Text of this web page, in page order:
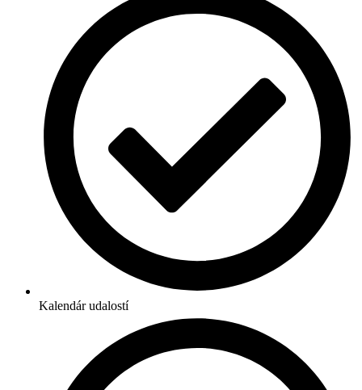
Kalendár udalostí